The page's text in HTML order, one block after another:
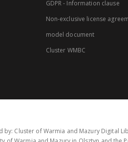
GDPR - Information clause
Non-exclusive license
model document
Cluster WMBC
by: Cluster of Warmia and Mazury Digital